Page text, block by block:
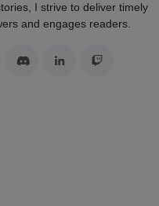
I strive to deliver timely
and engages readers.